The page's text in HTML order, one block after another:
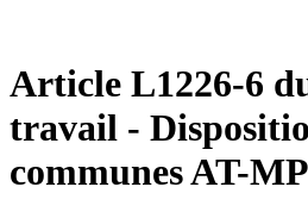
Article L1226-6
travail -
communes AT-MP